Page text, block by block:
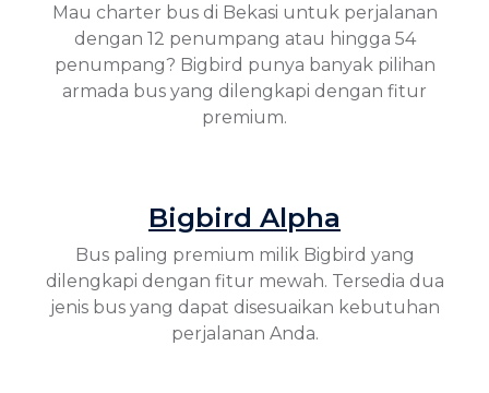
Mau charter bus di Bekasi untuk perjalanan
dengan 12 penumpang atau hingga 54
penumpang? Bigbird punya banyak pilihan
armada bus yang dilengkapi dengan fitur
premium.
Bigbird Alpha
Bus paling premium milik Bigbird yang
dilengkapi dengan fitur mewah. Tersedia dua
jenis bus yang dapat disesuaikan kebutuhan
perjalanan Anda.